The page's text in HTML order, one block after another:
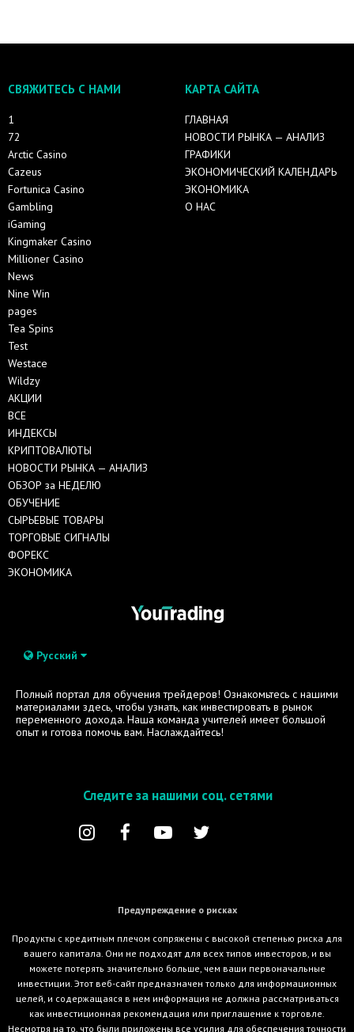
СВЯЖИТЕСЬ С НАМИ
1
72
Arctic Casino
Cazeus
Fortunica Casino
Gambling
iGaming
Kingmaker Casino
Millioner Casino
News
Nine Win
pages
Tea Spins
Test
Westace
Wildzy
АКЦИИ
ВСЕ
ИНДЕКСЫ
КРИПТОВАЛЮТЫ
НОВОСТИ РЫНКА — АНАЛИЗ
ОБЗОР за НЕДЕЛЮ
ОБУЧЕНИЕ
СЫРЬЕВЫЕ ТОВАРЫ
ТОРГОВЫЕ СИГНАЛЫ
ФОРЕКС
ЭКОНОМИКА
КАРТА САЙТА
ГЛАВНАЯ
НОВОСТИ РЫНКА — АНАЛИЗ
ГРАФИКИ
ЭКОНОМИЧЕСКИЙ КАЛЕНДАРЬ
ЭКОНОМИКА
О НАС
Русский
Полный портал для обучения трейдеров! Ознакомьтесь с нашими
материалами здесь, чтобы узнать, как инвестировать в рынок
переменного дохода. Наша команда учителей имеет большой
опыт и готова помочь вам. Наслаждайтесь!
Следите за нашими соц. сетями
Предупреждение о рисках
Продукты с кредитным плечом сопряжены с высокой степенью риска для
вашего капитала. Они не подходят для всех типов инвесторов, и вы
можете потерять значительно больше, чем ваши первоначальные
инвестиции. Этот веб-сайт предназначен только для информационных
целей, и содержащаяся в нем информация не должна рассматриваться
как инвестиционная рекомендация или приглашение к торговле.
Несмотря на то, что были приложены все усилия для обеспечения точности